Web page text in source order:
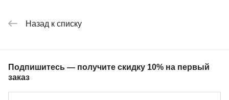
Назад к списку
Подпишитесь — получите скидку 10% на первый
заказ